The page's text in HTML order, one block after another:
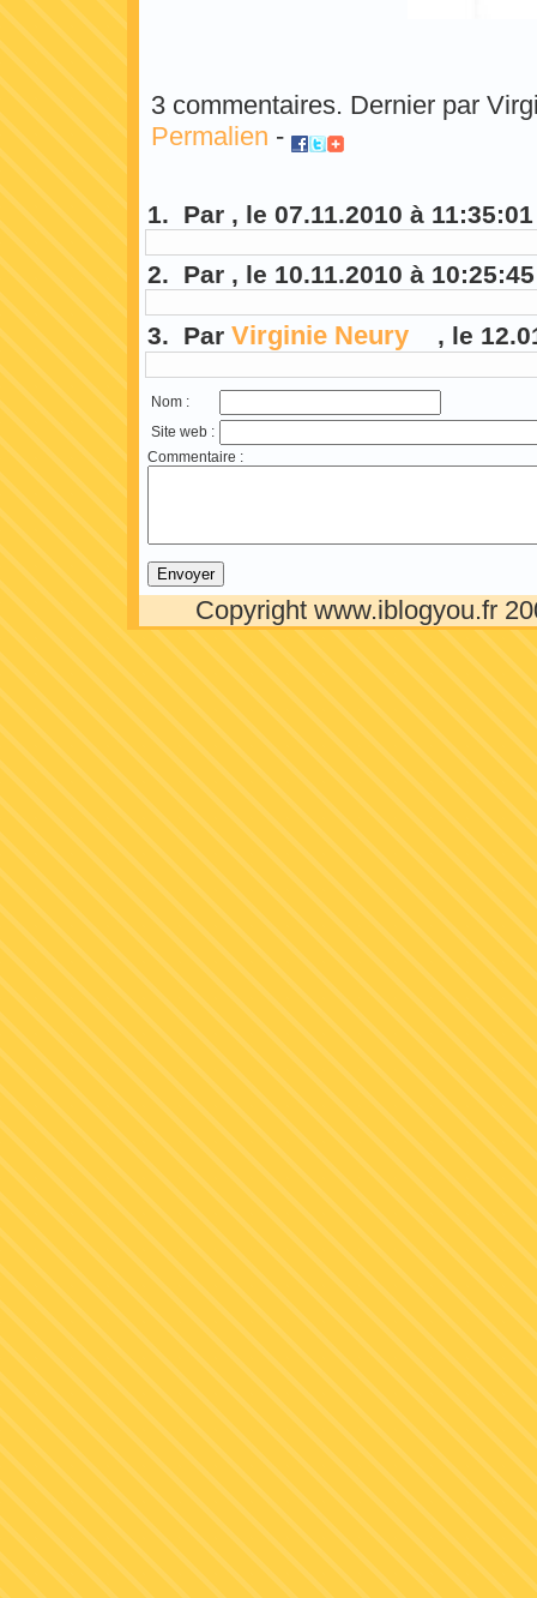
3 commentaires. Dernier par
Permalien -
1. Par , le 07.11.2010 à 11:35:01
2. Par , le 10.11.2010 à 10:25:45
3. Par Virginie Neury , le
Nom :
Site web :
Commentaire :
Copyright www.iblogyou.fr